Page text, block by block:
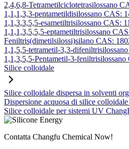
2,4,6,8-Tetrametilciclotetrasilossano
1,1,1,3,3-pentametildisilossano CAS:
1,1,3,3,5,5-esametiltrisilossano CAS:
1,1,1,3,5,5,5-eptametiltrisilossano
Feniltris(dimetilsilossi)silano CAS:
1,1,5,5-tetrametil-3,3-
1,1,3,5,5-Pentametil-3-
Silice colloidale
Silice colloidale dispersa in solventi
Dispersione acquosa di silice
Silice colloidale per sistemi UV
Contatta Changfu Chemical Now!